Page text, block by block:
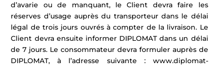
d’avarie ou de manquant, le Client devra faire les
réserves d’usage auprès du transporteur dans le délai
légal de trois jours ouvrés à compter de la livraison. Le
Client devra ensuite informer DIPLOMAT dans un délai
de 7 jours. Le consommateur devra formuler auprès de
DIPLOMAT, à l’adresse suivante : www.diplomat-